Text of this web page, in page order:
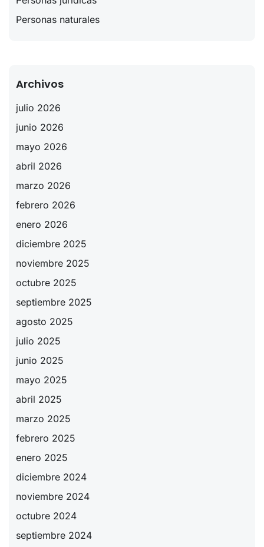
Personas naturales
Archivos
julio 2026
junio 2026
mayo 2026
abril 2026
marzo 2026
febrero 2026
enero 2026
diciembre 2025
noviembre 2025
octubre 2025
septiembre 2025
agosto 2025
julio 2025
junio 2025
mayo 2025
abril 2025
marzo 2025
febrero 2025
enero 2025
diciembre 2024
noviembre 2024
octubre 2024
septiembre 2024